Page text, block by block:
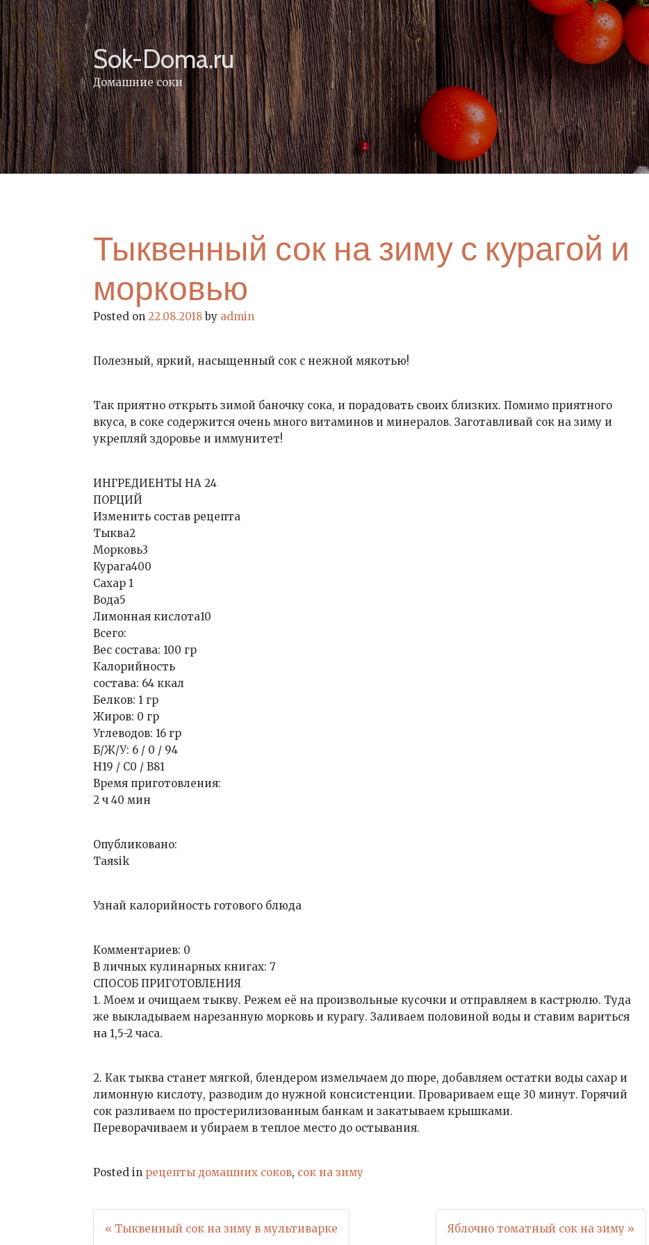
Skip
to
content
Sok-Doma.ru
Домашние соки
Тыквенный сок на зиму с курагой и
морковью
Posted on22.08.2018by admin
Полезный, яркий, насыщенный сок с нежной мякотью!
Так приятно открыть зимой баночку сока, и порадовать своих близких. Помимо приятного
вкуса, в соке содержится очень много витаминов и минералов. Заготавливай сок на зиму и
укрепляй здоровье и иммунитет!
ИНГРЕДИЕНТЫ НА 24
ПОРЦИЙ
Изменить состав рецепта
Тыква2
Морковь3
Курага400
Сахар 1
Вода5
Лимонная кислота10
Всего:
Вес состава: 100 гр
Калорийность
состава: 64 ккал
Белков: 1 гр
Жиров: 0 гр
Углеводов: 16 гр
Б/Ж/У: 6 / 0 / 94
Н19 / С0 / В81
Время приготовления:
2 ч 40 мин
Опубликовано:
Таяsik
Узнай калорийность готового блюда
Комментариев: 0
В личных кулинарных книгах: 7
СПОСОБ ПРИГОТОВЛЕНИЯ
1. Моем и очищаем тыкву. Режем её на произвольные кусочки и отправляем в кастрюлю. Туда
же выкладываем нарезанную морковь и курагу. Заливаем половиной воды и ставим вариться
на 1,5-2 часа.
2. Как тыква станет мягкой, блендером измельчаем до пюре, добавляем остатки воды сахар и
лимонную кислоту, разводим до нужной консистенции. Провариваем еще 30 минут. Горячий
сок разливаем по простерилизованным банкам и закатываем крышками.
Переворачиваем и убираем в теплое место до остывания.
Posted in рецепты домашних соков, сок на зиму
Навигация
« Тыквенный сок на зиму в мультиварке Яблочно томатный сок на зиму »